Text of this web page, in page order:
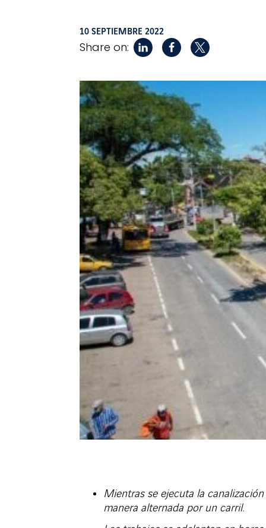
10 SEPTIEMBRE 2022
Share on:
Mientras se ejecuta la
manera alternada por un carril.